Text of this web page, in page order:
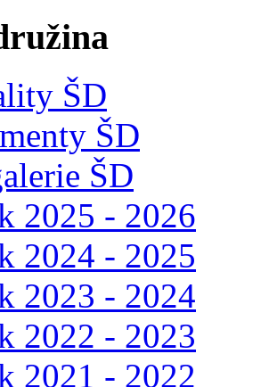
ŠD
ŠD
ŠD
2025 - 2026
2024 - 2025
2023 - 2024
2022 - 2023
2021 - 2022